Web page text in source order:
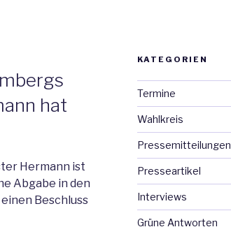
hat
Hermann ist
Abgabe in den
Beschluss
KATEGORIEN
Termine
Wahlkreis
Pressemitteilungen
Presseartikel
Interviews
Grüne Antworten